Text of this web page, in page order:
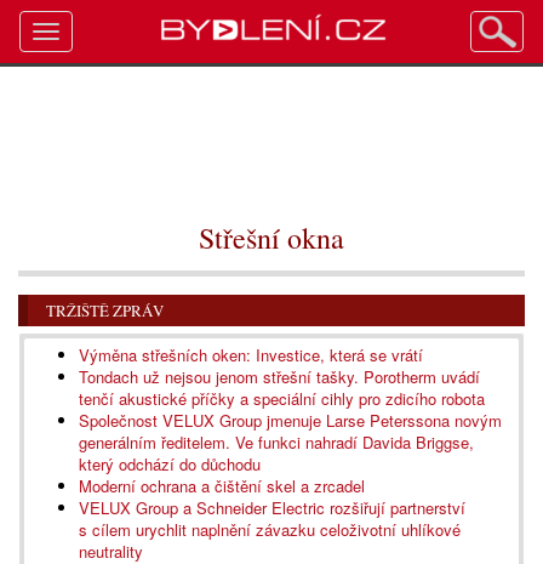
Střešní okna
TRŽIŠTĚ ZPRÁV
Výměna střešních oken: Investice, která se vrátí
Tondach už nejsou jenom střešní tašky. Porotherm uvádí
tenčí akustické příčky a speciální cihly pro zdicího robota
Společnost VELUX Group jmenuje Larse Peterssona novým
generálním ředitelem. Ve funkci nahradí Davida Briggse,
který odchází do důchodu
Moderní ochrana a čištění skel a zrcadel
VELUX Group a Schneider Electric rozšiřují partnerství
s cílem urychlit naplnění závazku celoživotní uhlíkové
neutrality
Toggle
navigation